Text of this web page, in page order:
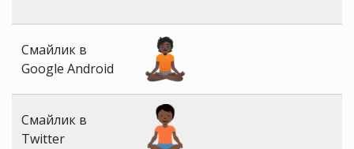
Смайлик в
Google Android
Смайлик в
Twitter